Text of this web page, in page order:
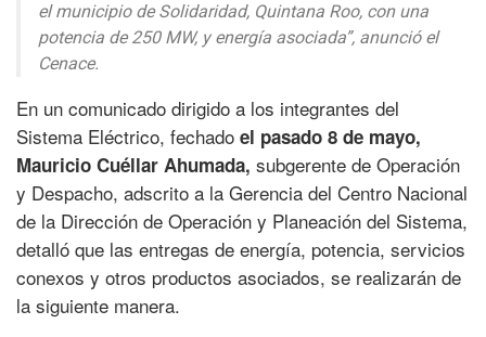
el municipio de Solidaridad, Quintana Roo, con una
potencia de 250 MW, y energía asociada”, anunció el
Cenace.
En un comunicado dirigido a los integrantes del
Sistema Eléctrico, fechado el pasado 8 de mayo,
Mauricio Cuéllar Ahumada, subgerente de Operación
y Despacho, adscrito a la Gerencia del Centro Nacional
de la Dirección de Operación y Planeación del Sistema,
detalló que las entregas de energía, potencia, servicios
conexos y otros productos asociados, se realizarán de
la siguiente manera.